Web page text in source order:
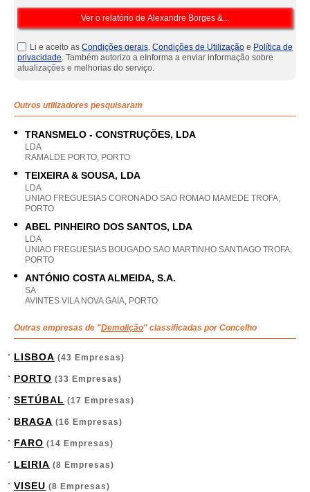
Li e aceito as Condições gerais, Condições de Utilização e Política de
privacidade. Também autorizo a eInforma a enviar informação sobre
atualizações e melhorias do serviço.
Outros utilizadores pesquisaram
TRANSMELO - CONSTRUÇÕES, LDA
LDA
RAMALDE PORTO, PORTO
TEIXEIRA & SOUSA, LDA
LDA
UNIAO FREGUESIAS CORONADO SAO ROMAO MAMEDE TROFA,
PORTO
ABEL PINHEIRO DOS SANTOS, LDA
LDA
UNIAO FREGUESIAS BOUGADO SAO MARTINHO SANTIAGO TROFA,
PORTO
ANTÓNIO COSTA ALMEIDA, S.A.
SA
AVINTES VILA NOVA GAIA, PORTO
Outras empresas de "Demolição" classificadas por Concelho
LISBOA (43 Empresas)
PORTO (33 Empresas)
SETÚBAL (17 Empresas)
BRAGA (16 Empresas)
FARO (14 Empresas)
LEIRIA (8 Empresas)
VISEU (8 Empresas)